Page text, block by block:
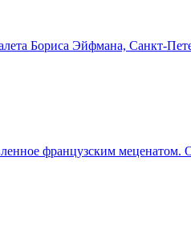
Бориса Эйфмана, Санкт-
французским